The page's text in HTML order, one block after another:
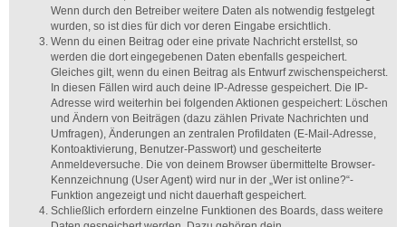
Wenn durch den Betreiber weitere Daten als notwendig festgelegt
wurden, so ist dies für dich vor deren Eingabe ersichtlich.
Wenn du einen Beitrag oder eine private Nachricht erstellst, so
werden die dort eingegebenen Daten ebenfalls gespeichert.
Gleiches gilt, wenn du einen Beitrag als Entwurf zwischenspeicherst.
In diesen Fällen wird auch deine IP-Adresse gespeichert. Die IP-
Adresse wird weiterhin bei folgenden Aktionen gespeichert: Löschen
und Ändern von Beiträgen (dazu zählen Private Nachrichten und
Umfragen), Änderungen an zentralen Profildaten (E-Mail-Adresse,
Kontoaktivierung, Benutzer-Passwort) und gescheiterte
Anmeldeversuche. Die von deinem Browser übermittelte Browser-
Kennzeichnung (User Agent) wird nur in der „Wer ist online?“-
Funktion angezeigt und nicht dauerhaft gespeichert.
Schließlich erfordern einzelne Funktionen des Boards, dass weitere